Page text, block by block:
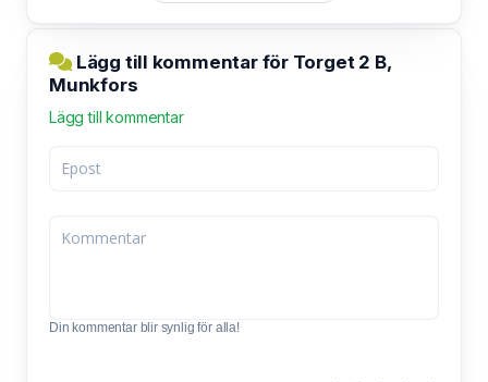
Lägg till kommentar för Torget 2 B,
Munkfors
Lägg till kommentar
Din kommentar blir synlig för alla!